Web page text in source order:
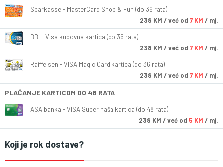
Sparkasse - MasterCard Shop & Fun (do 36 rata)
238 KM / već od 7 KM / mj.
BBI - Visa kupovna kartica (do 36 rata)
238 KM / već od 7 KM / mj.
Raiffeisen - VISA Magic Card kartica (do 36 rata)
238 KM / već od 7 KM / mj.
PLAĆANJE KARTICOM DO 48 RATA
ASA banka - VISA Super naša kartica (do 48 rata)
238 KM / već od 5 KM / mj.
Koji je rok dostave?